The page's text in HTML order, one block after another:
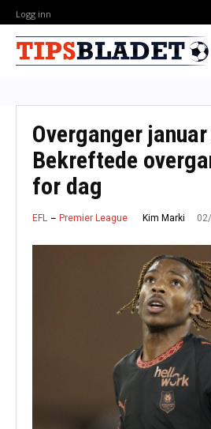
Logg inn
Overganger
Bekreftede
for dag
EFL Premier League Kim Marki